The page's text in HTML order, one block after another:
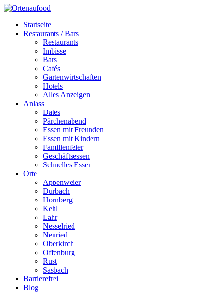
Startseite
Restaurants / Bars
Restaurants
Imbisse
Bars
Cafés
Gartenwirtschaften
Hotels
Alles Anzeigen
Anlass
Dates
Pärchenabend
Essen mit Freunden
Essen mit Kindern
Familienfeier
Geschäftsessen
Schnelles Essen
Orte
Appenweier
Durbach
Hornberg
Kehl
Lahr
Nesselried
Neuried
Oberkirch
Offenburg
Rust
Sasbach
Barrierefrei
Blog